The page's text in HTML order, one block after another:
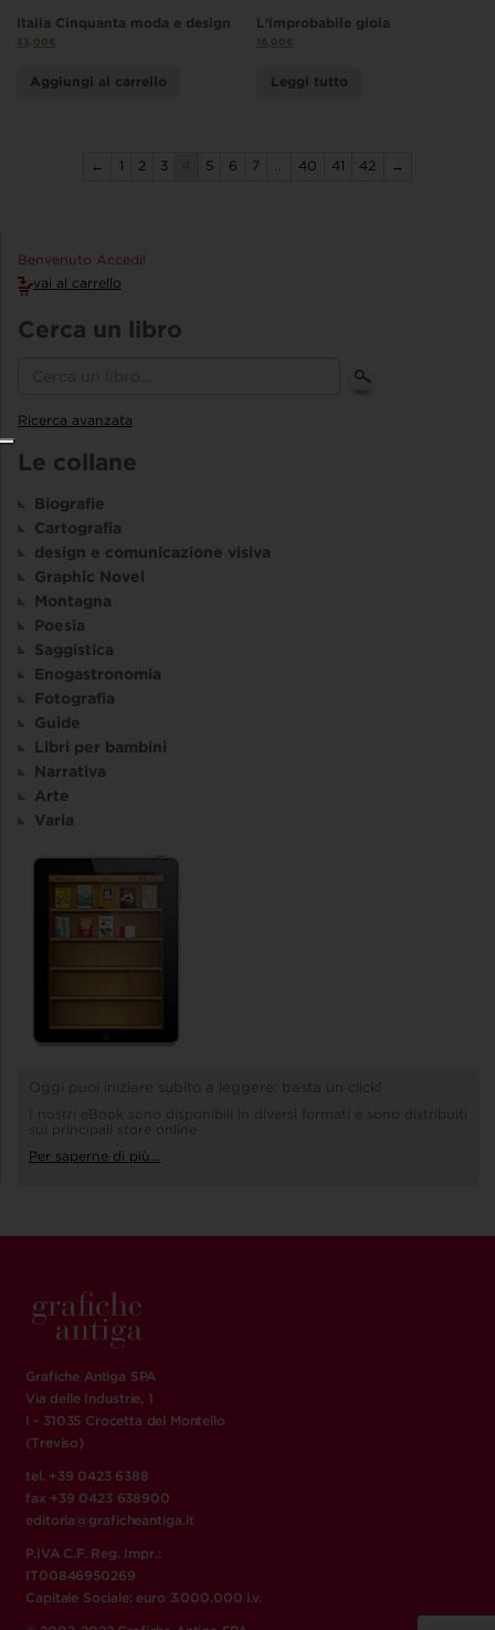
Italia Cinquanta moda e design
33,00€
Aggiungi al carrello
L’improbabile gioia
16,00€
Leggi tutto
← 1 2 3 5 6 7 … 40 41 42 →
Benvenuto Accedi!
vai al carrello
Cerca un libro
Ricerca avanzata
Le collane
Biografie
Cartografia
design e comunicazione visiva
Graphic Novel
Montagna
Poesia
Saggistica
Enogastronomia
Fotografia
Guide
Libri per bambini
Narrativa
Arte
Varia
Oggi puoi iniziare subito a leggere: basta un click!
I nostri eBook sono disponibili in diversi formati e sono distribuiti
sui principali store online
Per saperne di più...
Grafiche Antiga SPA
Via delle Industrie, 1
I - 31035 Crocetta del Montello
(Treviso)
tel. +39 0423 6388
fax +39 0423 638900
editoria@graficheantiga.it
P.IVA C.F. Reg. Impr.:
IT00846950269
Capitale Sociale: euro 3.000.000 i.v.